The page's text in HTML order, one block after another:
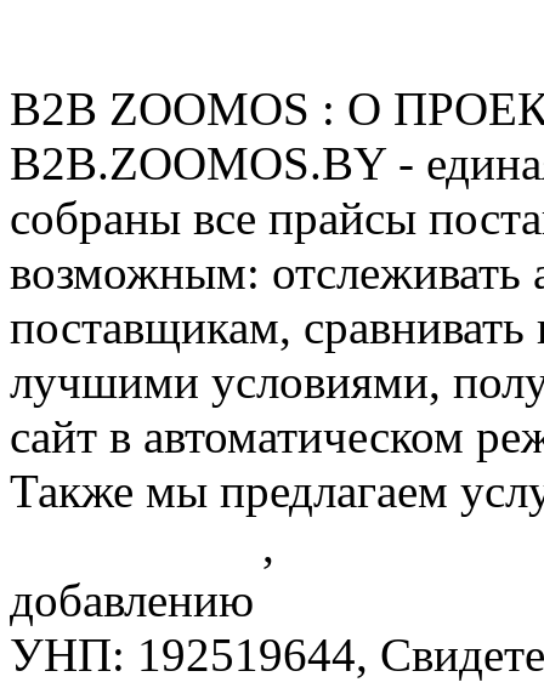
B2B ZOOMOS : О
B2B.ZOOMOS.BY -
собраны все прайсы
возможным: отслеживать
поставщикам,
лучшими условиями,
сайт в автоматическом
Также мы предлагаем
,
добавлению
УНП: 192519644,